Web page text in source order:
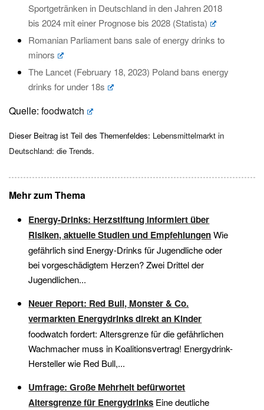
Sportgetränken in Deutschland in den Jahren 2018
bis 2024 mit einer Prognose bis 2028 (Statista)
Romanian Parliament bans sale of energy drinks to
minors
The Lancet (February 18, 2023) Poland bans energy
drinks for under 18s
Quelle: foodwatch
Dieser Beitrag ist Teil des Themenfeldes: Lebensmittelmarkt in
Deutschland: die Trends.
Mehr zum Thema
Energy-Drinks: Herzstiftung informiert über
Risiken, aktuelle Studien und EmpfehlungenWie
gefährlich sind Energy-Drinks für Jugendliche oder
bei vorgeschädigtem Herzen? Zwei Drittel der
Jugendlichen...
Neuer Report: Red Bull, Monster & Co.
vermarkten Energydrinks direkt an Kinder
foodwatch fordert: Altersgrenze für die gefährlichen
Wachmacher muss in Koalitionsvertrag! Energydrink-
Hersteller wie Red Bull,...
Umfrage: Große Mehrheit befürwortet
Altersgrenze für Energydrinks Eine deutliche